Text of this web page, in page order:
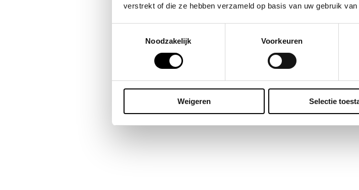
verstrekt of die ze hebben verzameld op basis van uw gebruik
Noodzakelijk
Voorkeuren
Weigeren Selectie